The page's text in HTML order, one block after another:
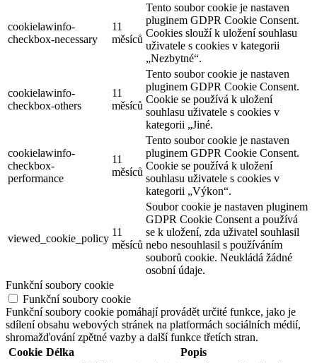
cookielawinfo-
checkbox-necessary
11
měsíců
Tento soubor cookie je nastaven
pluginem GDPR Cookie Consent.
Cookies slouží k uložení souhlasu
uživatele s cookies v kategorii
„Nezbytné“.
cookielawinfo-
checkbox-others
11
měsíců
Tento soubor cookie je nastaven
pluginem GDPR Cookie Consent.
Cookie se používá k uložení
souhlasu uživatele s cookies v
kategorii „Jiné.
cookielawinfo-
checkbox-
performance
11
měsíců
Tento soubor cookie je nastaven
pluginem GDPR Cookie Consent.
Cookie se používá k uložení
souhlasu uživatele s cookies v
kategorii „Výkon“.
viewed_cookie_policy
11
měsíců
Soubor cookie je nastaven pluginem
GDPR Cookie Consent a používá
se k uložení, zda uživatel souhlasil
nebo nesouhlasil s používáním
souborů cookie. Neukládá žádné
osobní údaje.
Funkční soubory cookie
Funkční soubory cookie
Funkční soubory cookie pomáhají provádět určité funkce, jako je
sdílení obsahu webových stránek na platformách sociálních médií,
shromažďování zpětné vazby a další funkce třetích stran.
Cookie Délka Popis